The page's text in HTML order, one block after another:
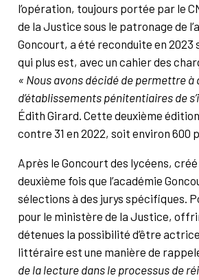
l’opération, toujours portée par le
de la Justice sous le patronage de
Goncourt, a été reconduite en 2023
qui plus est, avec un cahier des
« Nous avons décidé de permettre à
d’établissements pénitentiaires de
Édith Girard. Cette deuxième
contre 31 en 2022, soit environ 600
Après le Goncourt des lycéens, créé
deuxième fois que l’académie
sélections à des jurys spécifiques.
pour le ministère de la Justice,
détenues la possibilité d’être
littéraire est une manière de
de la lecture dans le processus de